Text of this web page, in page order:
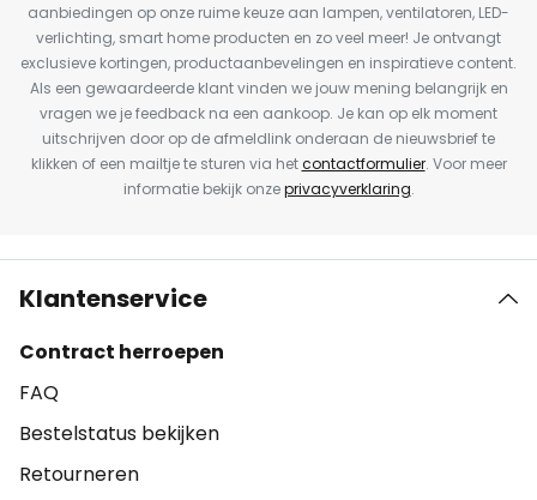
aanbiedingen op onze ruime keuze aan lampen, ventilatoren, LED-
verlichting, smart home producten en zo veel meer! Je ontvangt
exclusieve kortingen, productaanbevelingen en inspiratieve content.
Als een gewaardeerde klant vinden we jouw mening belangrijk en
vragen we je feedback na een aankoop. Je kan op elk moment
uitschrijven door op de afmeldlink onderaan de nieuwsbrief te
klikken of een mailtje te sturen via hetcontactformulier. Voor meer
informatie bekijk onzeprivacyverklaring.
Klantenservice
Contract herroepen
FAQ
Bestelstatus bekijken
Retourneren